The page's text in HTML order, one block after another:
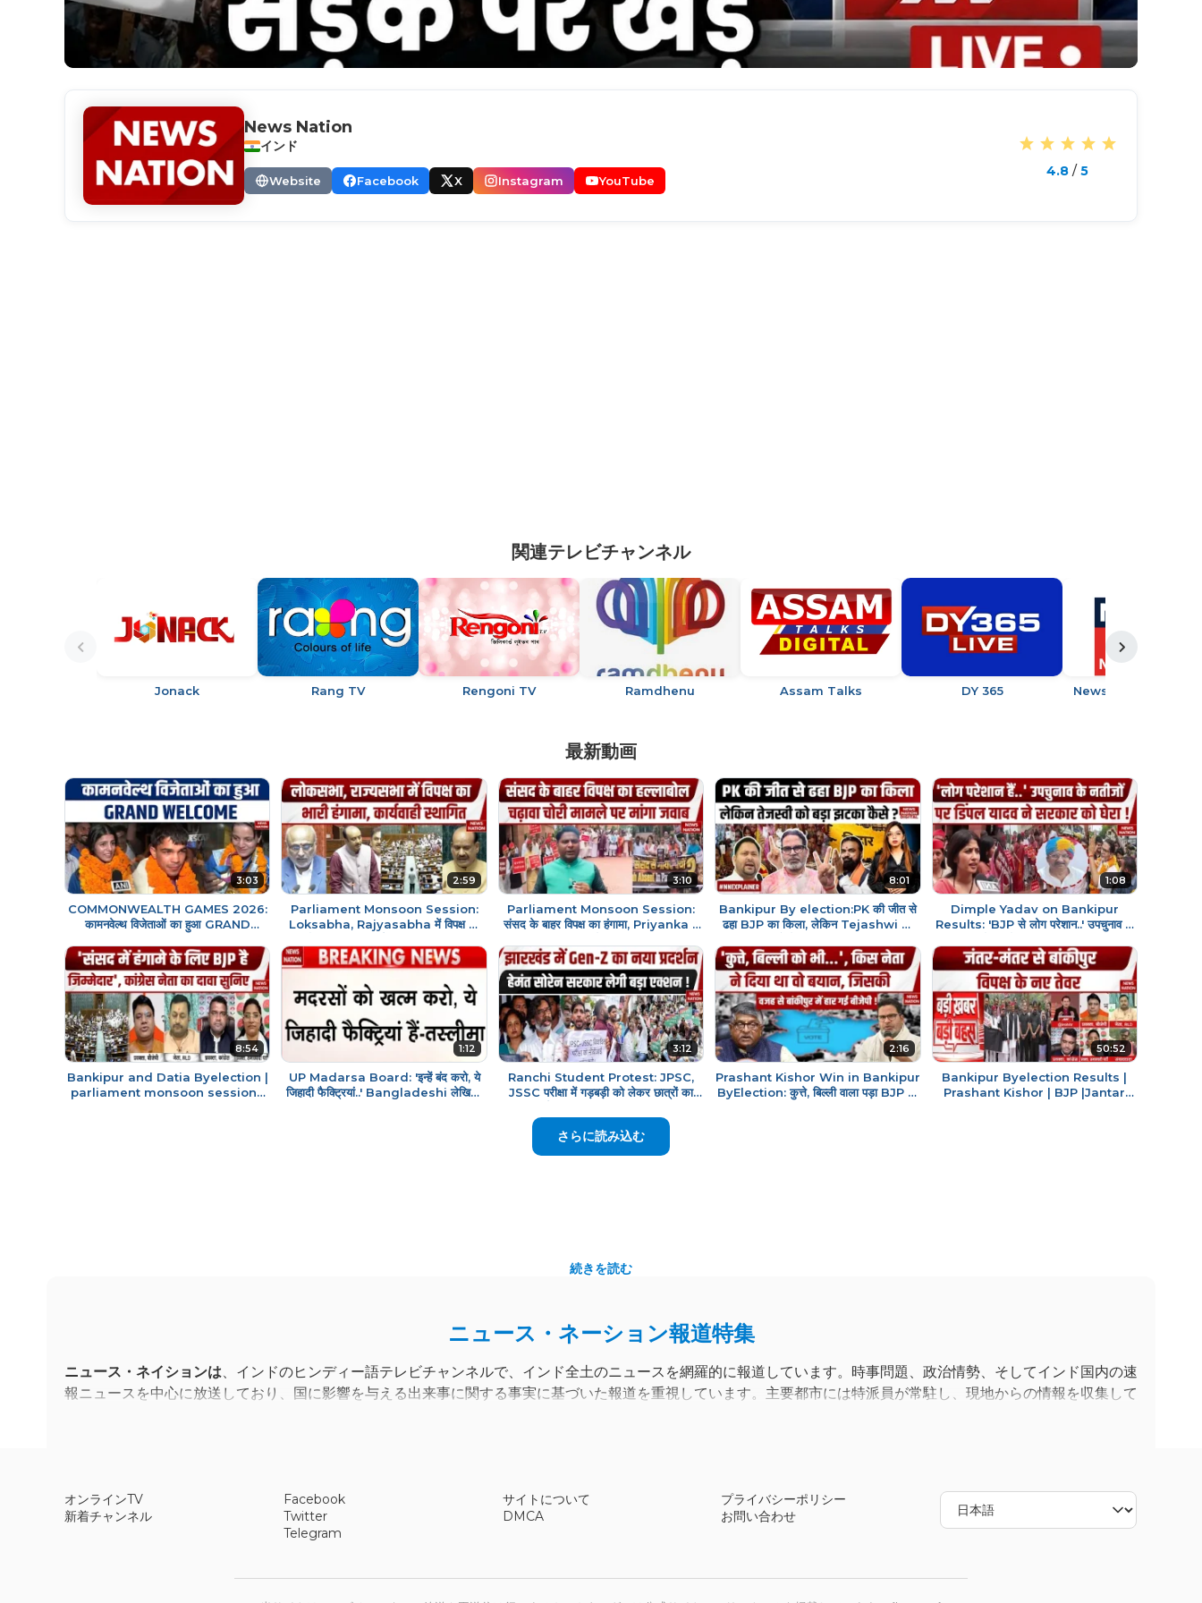
News Nation
インド
Website Facebook X Instagram YouTube
4.8 / 5
関連テレビチャンネル
Jonack Rang TV Rengoni TV Ramdhenu Assam Talks DY 365
News18 Assam/
最新動画
3:03
COMMONWEALTH GAMES 2026:
कामनवेल्थ विजेताओं का हुआ GRAND
GAMES| #neerajchopra
2:59
Parliament Monsoon Session:
Loksabha, Rajyasabha में विपक्ष का
3:10
Parliament Monsoon Session:
संसद के बाहर विपक्ष का हंगामा, Priyanka ने
8:01
Bankipur By election:PK की जीत से
ढहा BJP का किला, लेकिन Tejashwi को
1:08
Dimple Yadav on Bankipur
Results: 'BJP से लोग परेशान..' उपचुनाव के
8:54
Bankipur and Datia Byelection |
parliament monsoon session।
1:12
UP Madarsa Board: 'इन्हें बंद करो, ये
जिहादी फैक्ट्रियां..' Bangladeshi लेखिका
3:12
Ranchi Student Protest: JPSC,
JSSC परीक्षा में गड़बड़ी को लेकर छात्रों का
2:16
Prashant Kishor Win in Bankipur
ByElection: कुत्ते, बिल्ली वाला पड़ा BJP पर
50:52
Bankipur Byelection Results |
Prashant Kishor | BJP |Jantar
さらに読み込む
続きを読む
ニュース・ネーション報道特集
ニュース・ネイションは、インドのヒンディー語テレビチャンネルで、インド全土のニュースを網羅的に報道しています。時事問題、政治情勢、そしてインド国内の速
報ニュースを中心に放送しており、国に影響を与える出来事に関する事実に基づいた報道を重視しています。主要都市には特派員が常駐し、現地からの情報を収集して
このチャンネルは、政治、犯罪、経済、社会問題など、幅広いニュース番組を提供しています。毎日の番組編成には、ゴールデンタイムの討論番組、調査報道、主要ニ
ュースを分析する特別速報などが含まれています。また、地域ニュースの最新情報や政策問題に関する専門家による議論も放送しています。より柔軟な視聴方法を好む
オンラインTV
新着チャンネル
Facebook
Twitter
Telegram
サイトについて
DMCA
プライバシーポリシー
お問い合わせ